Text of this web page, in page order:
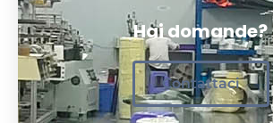
Hai domande?
Contattaci